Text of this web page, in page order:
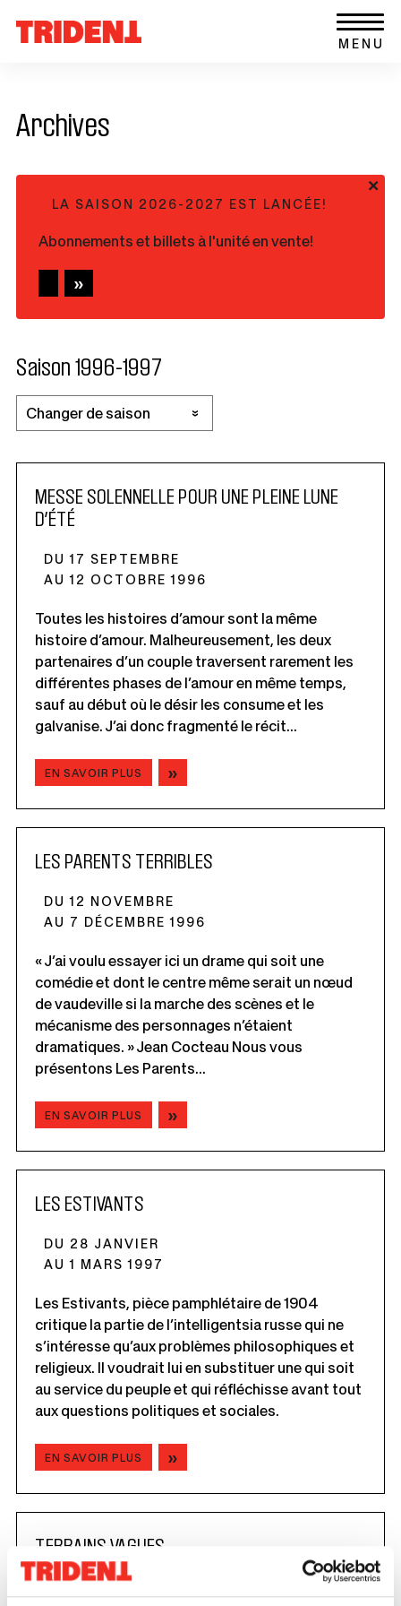
Ce
lien
MENU
Archives
+
LA SAISON 2026-2027 EST LANCÉE!
Abonnements et billets à l'unité en vente!
Saison 1996-1997
MESSE SOLENNELLE POUR UNE PLEINE LUNE
D’ÉTÉ
DU 17 SEPTEMBRE
AU 12 OCTOBRE 1996
Toutes les histoires d’amour sont la même
histoire d’amour. Malheureusement, les deux
partenaires d’un couple traversent rarement les
différentes phases de l’amour en même temps,
sauf au début où le désir les consume et les
galvanise. J’ai donc fragmenté le récit...
EN SAVOIR PLUS
LES PARENTS TERRIBLES
DU 12 NOVEMBRE
AU 7 DÉCEMBRE 1996
« J’ai voulu essayer ici un drame qui soit une
comédie et dont le centre même serait un nœud
de vaudeville si la marche des scènes et le
mécanisme des personnages n’étaient
dramatiques. » Jean Cocteau Nous vous
présentons Les Parents...
EN SAVOIR PLUS
LES ESTIVANTS
DU 28 JANVIER
AU 1 MARS 1997
Les Estivants, pièce pamphlétaire de 1904
critique la partie de l’intelligentsia russe qui ne
s’intéresse qu’aux problèmes philosophiques et
religieux. Il voudrait lui en substituer une qui soit
au service du peuple et qui réfléchisse avant tout
aux questions politiques et sociales.
EN SAVOIR PLUS
TERRAINS VAGUES
DU 18 MARS